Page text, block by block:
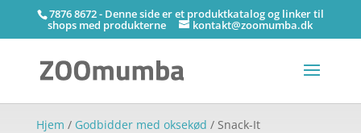
7876 8672 - Denne side er et produktkatalog og linker til
shops med produkterne kontakt@zoomumba.dk
Hjem / Godbidder med oksekød / Snack-It